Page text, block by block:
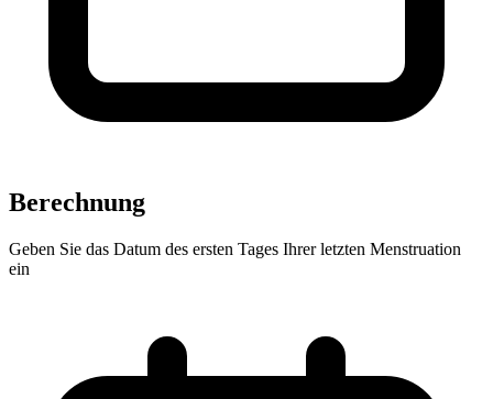
Berechnung
Geben Sie das Datum des ersten Tages Ihrer letzten Menstruation
ein